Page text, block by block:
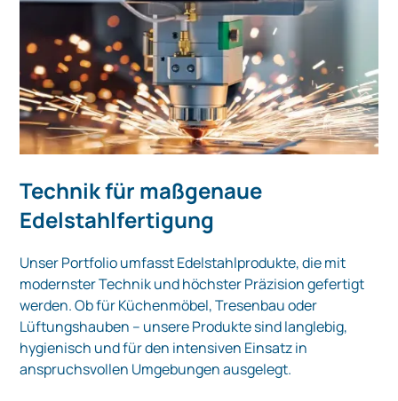
Technik für maßgenaue
Edelstahlfertigung
Unser Portfolio umfasst Edelstahlprodukte, die mit
modernster Technik und höchster Präzision gefertigt
werden. Ob für Küchenmöbel, Tresenbau oder
Lüftungshauben – unsere Produkte sind langlebig,
hygienisch und für den intensiven Einsatz in
anspruchsvollen Umgebungen ausgelegt.